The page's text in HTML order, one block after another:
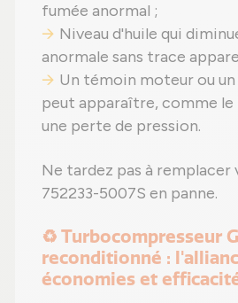
fumée anormal ;
Niveau d'huile qui
anormale sans trace
Un témoin moteur ou
peut apparaître, comme le
une perte de pression.
Ne tardez pas à
752233-5007S en panne.
♻️ Turbocompresseur
reconditionné :
économies et